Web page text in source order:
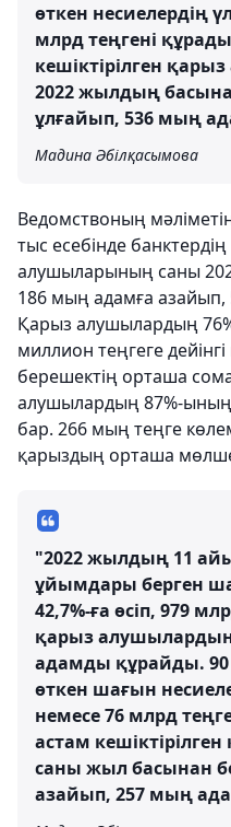
өткен несиелердің
млрд теңгені
кешіктірілген
2022 жылдың
ұлғайып, 536 мың
Мадина Әбілқасымова
Ведомствоның
тыс есебінде
алушыларының саны
186 мың адамға
Қарыз алушылардың
миллион теңгеге
берешектің орташа
алушылардың 87%-
бар. 266 мың теңге
қарыздың орташа
"2022 жылдың 11
ұйымдары берген
42,7%-ға өсіп, 979
қарыз
адамды құрайды. 90
өткен шағын
немесе 76 млрд
астам
саны жыл басынан
азайып, 257 мың